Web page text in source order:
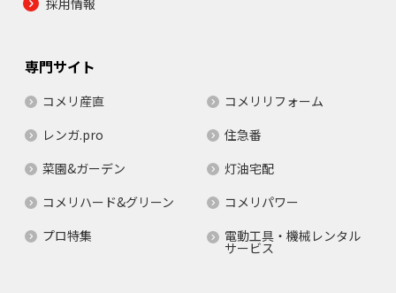
採用情報
専門サイト
コメリ産直
コメリリフォーム
レンガ.pro
住急番
菜園&ガーデン
灯油宅配
コメリハード&グリーン
コメリパワー
プロ特集
電動工具・機械レンタル
サービス